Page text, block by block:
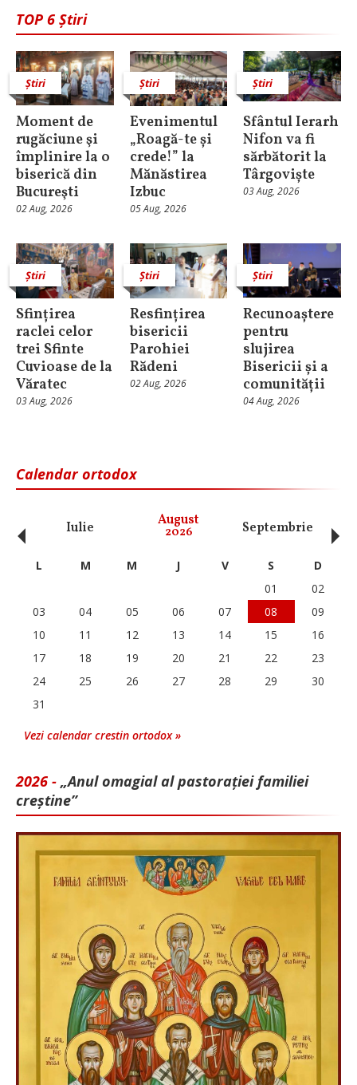
TOP 6 Știri
Știri
Moment de
rugăciune şi
împlinire la o
biserică din
Bucureşti
02 Aug, 2026
Știri
Evenimentul
„Roagă-te și
crede!” la
Mănăstirea
Izbuc
05 Aug, 2026
Știri
Sfântul Ierarh
Nifon va fi
sărbătorit la
Târgoviște
03 Aug, 2026
Știri
Sfințirea
raclei celor
trei Sfinte
Cuvioase de la
Văratec
03 Aug, 2026
Știri
Resfințirea
bisericii
Parohiei
Rădeni
02 Aug, 2026
Știri
Recunoaștere
pentru
slujirea
Bisericii și a
comunității
04 Aug, 2026
Calendar ortodox
Iulie August
2026 Septembrie
‹ L M M J V S
D
01
02
03
04 05 06 07 08
09
10
11 12 13 14 15
16
17
18 19 20 21 22
23
24
25 26 27 28 29
30
31
Vezi calendar crestin ortodox »
2026 - „Anul omagial al pastorației familiei
creștine”